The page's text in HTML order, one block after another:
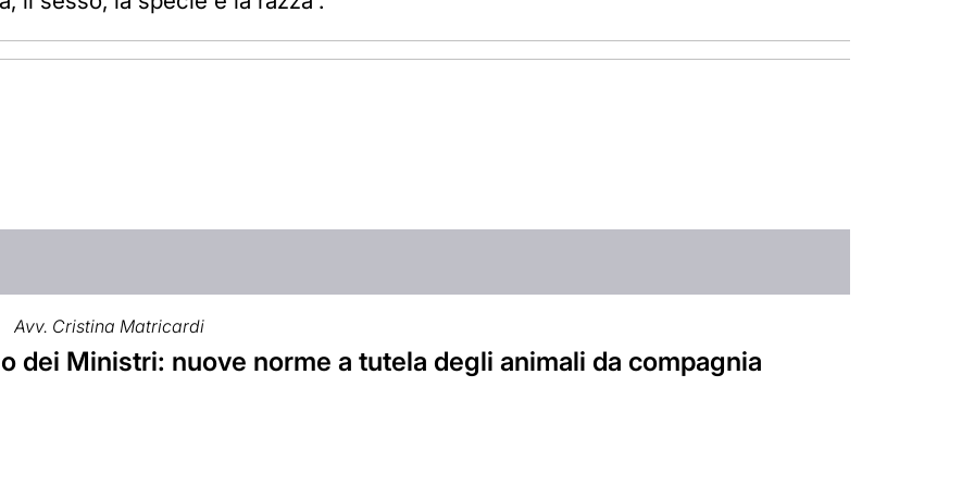
Avv. Cristina Matricardi
dei Ministri: nuove norme a tutela degli animali da compagnia